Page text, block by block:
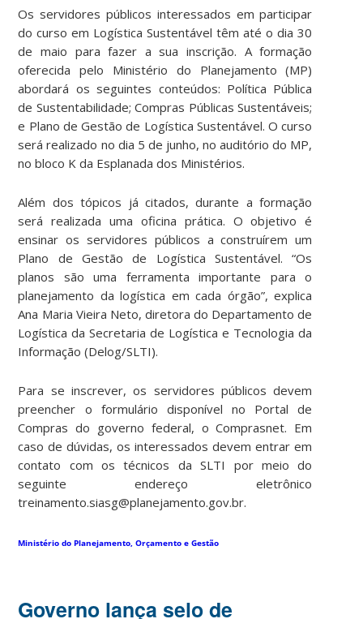
Os servidores públicos interessados em participar
do curso em Logística Sustentável têm até o dia 30
de maio para fazer a sua inscrição. A formação
oferecida pelo Ministério do Planejamento (MP)
abordará os seguintes conteúdos: Política Pública
de Sustentabilidade; Compras Públicas Sustentáveis;
e Plano de Gestão de Logística Sustentável. O curso
será realizado no dia 5 de junho, no auditório do MP,
no bloco K da Esplanada dos Ministérios.
Além dos tópicos já citados, durante a formação
será realizada uma oficina prática. O objetivo é
ensinar os servidores públicos a construírem um
Plano de Gestão de Logística Sustentável. “Os
planos são uma ferramenta importante para o
planejamento da logística em cada órgão”, explica
Ana Maria Vieira Neto, diretora do Departamento de
Logística da Secretaria de Logística e Tecnologia da
Informação (Delog/SLTI).
Para se inscrever, os servidores públicos devem
preencher o formulário disponível no Portal de
Compras do governo federal, o Comprasnet. Em
caso de dúvidas, os interessados devem entrar em
contato com os técnicos da SLTI por meio do
seguinte endereço eletrônico
treinamento.siasg@planejamento.gov.br.
Ministério do Planejamento, Orçamento e Gestão
Governo lança selo de